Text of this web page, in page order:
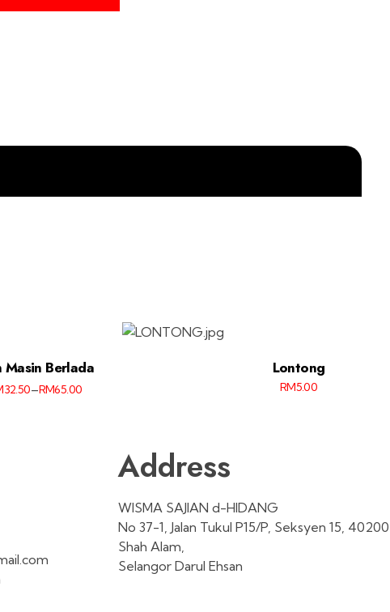
Masin Berlada
32.50–RM65.00
Lontong
RM5.00
Address
WISMA SAJIAN d-HIDANG
No 37-1, Jalan Tukul P15/P, Seksyen 15, 40200
Shah Alam,
Selangor Darul Ehsan